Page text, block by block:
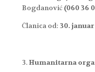
Bogdanović (060 36
Članica od: 30. januar
Humanitarna